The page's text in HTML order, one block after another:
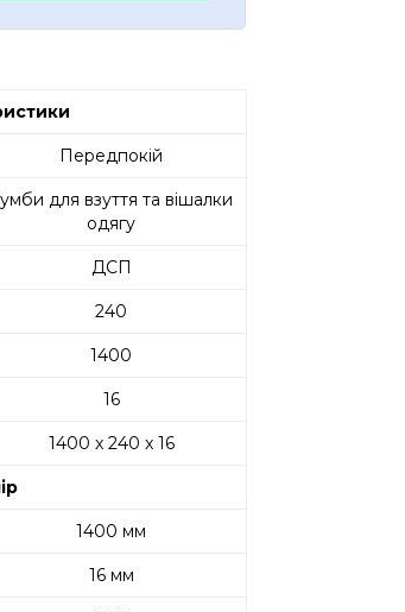
Передпокій
для взуття та вішалки
одягу
ДСП
240
1400
16
1400 x 240 x 16
1400 мм
16 мм